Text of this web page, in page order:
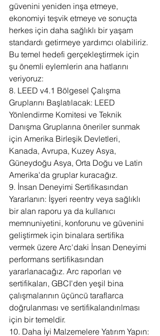
güvenini yeniden inşa etmeye,
ekonomiyi teşvik etmeye ve sonuçta
herkes için daha sağlıklı bir yaşam
standardı getirmeye yardımcı olabiliriz.
Bu temel hedefi gerçekleştirmek için
şu önemli eylemlerin ana hatlarını
veriyoruz:
8. LEED v4.1 Bölgesel Çalışma
Gruplarını Başlatılacak: LEED
Yönlendirme Komitesi ve Teknik
Danışma Gruplarına öneriler sunmak
için Amerika Birleşik Devletleri,
Kanada, Avrupa, Kuzey Asya,
Güneydoğu Asya, Orta Doğu ve Latin
Amerika'da gruplar kuracağız.
9. İnsan Deneyimi Sertifikasından
Yararlanın: İşyeri reentry veya sağlıklı
bir alan raporu ya da kullanıcı
memnuniyetini, konforunu ve güvenini
geliştirmek için binalara sertifika
vermek üzere Arc'daki İnsan Deneyimi
performans sertifikasından
yararlanacağız. Arc raporları ve
sertifikaları, GBCI'den yeşil bina
çalışmalarının üçüncü taraflarca
doğrulanması ve sertifikalandırılması
için bir temeldir.
10. Daha İyi Malzemelere Yatırım Yapın: